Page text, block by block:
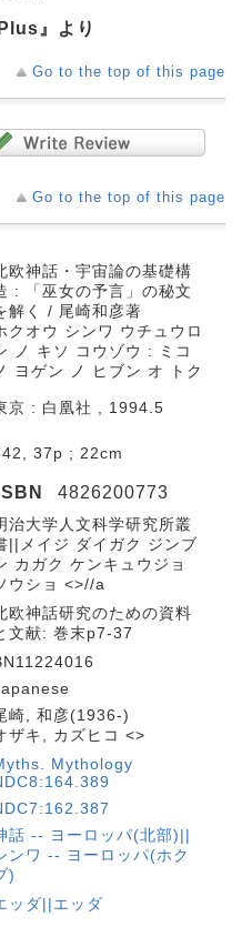
』より
Go to the top of this page
Go to the top of this page
欧神話・宇宙論の基礎構
: 「巫女の予言」の秘文
解く / 尾崎和彦著
クオウ シンワ ウチュウロ
ノ キソ コウゾウ : ミコ
ヨゲン ノ ヒブン オ トク
京 : 白凰社 , 1994.5
37p ; 22cm
ISBN 4826200773
治大学人文科学研究所叢
||メイジ ダイガク ジンブ
カガク ケンキュウジョ
ウショ <>//a
欧神話研究のための資料
文献: 巻末p7-37
崎, 和彦(1936-)
ザキ, カズヒコ <>
Mythology
話 -- ヨーロッパ(北部)||
ンワ -- ヨーロッパ(ホク
)
ッダ||エッダ